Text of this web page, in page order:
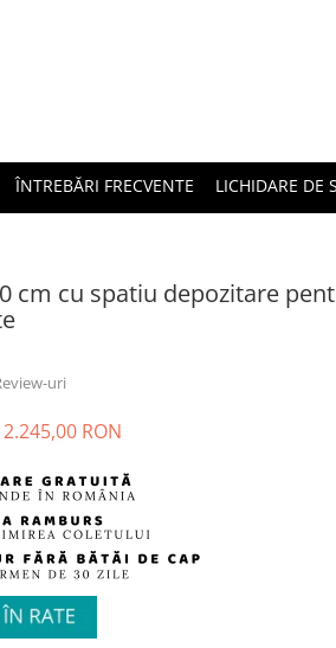
ÎNTREBĂRI FRECVENTE LICHIDARE DE
cm cu spatiu depozitare
uri
2.245,00 RON